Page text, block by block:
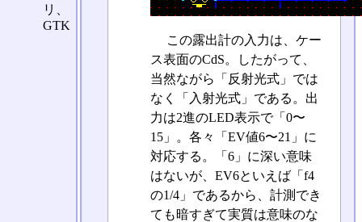
この露出計の入力は、ケー
ス表面のCdS。したがって、
当然ながら「反射光式」では
なく「入射光式」である。出
力は2進のLED表示で「0〜
15」。各々「EV値6〜21」に
対応する。「6」に深い意味
はないが、EV6といえば「f4
の1/4」であるから、計測でき
ても暗すぎて実質は意味のな
リ、
GTK